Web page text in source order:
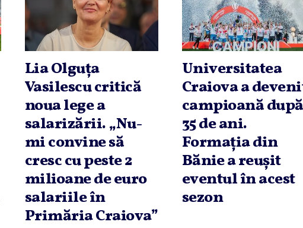
Lia Olguţa
Vasilescu critică
noua lege a
salarizării. „Nu-
mi convine să
cresc cu peste 2
milioane de euro
salariile în
Primăria Craiova”
Universitatea
Craiova a
campioană după
35 de ani.
Formaţia din
Bănie a reuşit
eventul în acest
sezon